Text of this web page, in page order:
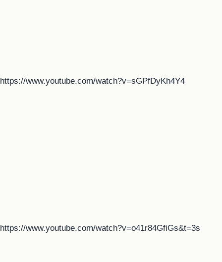
https://www.youtube.com/watch?v=sGPfDyKh4Y4
https://www.youtube.com/watch?v=o41r84GfiGs&t=3s